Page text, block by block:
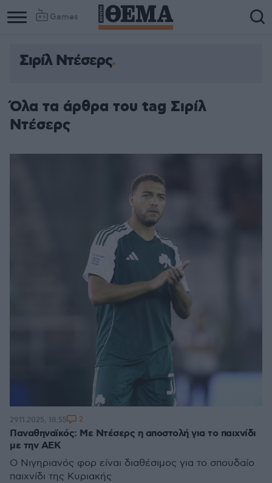
Games
Σιρίλ Ντέσερς
Όλα τα άρθρα του tag Σιρίλ
Ντέσερς
Παναθηναϊκός: Με Ντέσερς η αποστολή για το παιχνίδι
με την ΑΕΚ
Ο Νιγηριανός φορ είναι διαθέσιμος για το σπουδαίο
παιχνίδι της Κυριακής
29.11.2025, 18:55 2